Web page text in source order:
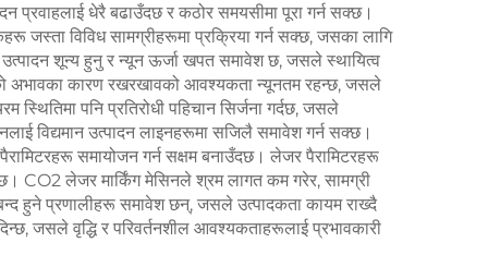
प्रवाहलाई धेरै बढाउँदछ र कठोर समयसीमा पूरा गर्न सक्छ।
जस्ता विविध सामग्रीहरूमा प्रक्रिया गर्न सक्छ, जसका लागि
शून्य हुनु र न्यून ऊर्जा खपत समावेश छ, जसले स्थायित्व
अभावका कारण रखरखावको आवश्यकता न्यूनतम रहन्छ, जसले
पनि प्रतिरोधी पहिचान सिर्जना गर्दछ, जसले
विद्यमान उत्पादन लाइनहरूमा सजिलै समावेश गर्न सक्छ।
समायोजन गर्न सक्षम बनाउँदछ। लेजर पैरामिटरहरू
CO2 लेजर मार्किंग मेसिनले श्रम लागत कम गरेर, सामग्री
बन्द हुने प्रणालीहरू समावेश छन्, जसले उत्पादकता कायम राख्दै
जसले वृद्धि र परिवर्तनशील आवश्यकताहरूलाई प्रभावकारी